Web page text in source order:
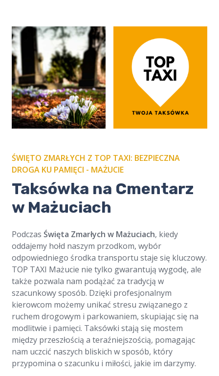
ŚWIĘTO ZMARŁYCH Z TOP TAXI: BEZPIECZNA
DROGA KU PAMIĘCI - MAŻUCIE
​Taksówka na Cmentarz
w Mażuciach
Podczas Święta Zmarłych w Mażuciach, kiedy
oddajemy hołd naszym przodkom, wybór
odpowiedniego środka transportu staje się kluczowy.
TOP TAXI Mażucie nie tylko gwarantują wygodę, ale
także pozwala nam podążać za tradycją w
szacunkowy sposób. Dzięki profesjonalnym
kierowcom możemy unikać stresu związanego z
ruchem drogowym i parkowaniem, skupiając się na
modlitwie i pamięci. Taksówki stają się mostem
między przeszłością a teraźniejszością, pomagając
nam uczcić naszych bliskich w sposób, który
przypomina o szacunku i miłości, jakie im darzymy.